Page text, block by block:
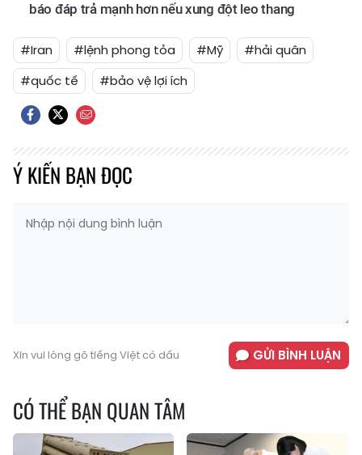
báo đáp trả mạnh hơn nếu xung đột leo thang
#Iran #lệnh phong tỏa #Mỹ
#hải quân
#quốc tế
#bảo vệ lợi ích
Ý KIẾN BẠN ĐỌC
Xin vui lòng gõ tiếng Việt có dấu GỬI BÌNH LUẬN
CÓ THỂ BẠN QUAN TÂM